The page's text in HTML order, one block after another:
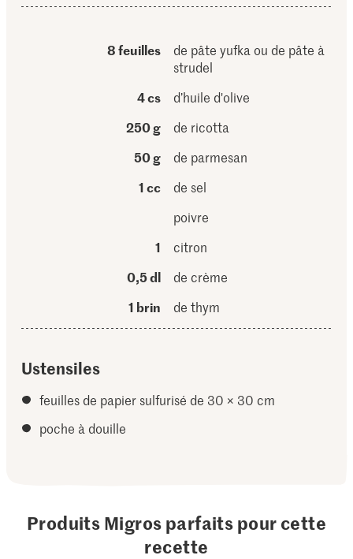
8 feuilles
de pâte yufka ou de pâte à
strudel
4 cs
d’huile d'olive
250 g
de ricotta
50 g
de parmesan
1 cc
de sel
poivre
1
citron
0,5 dl
de crème
1 brin
de thym
Ustensiles
feuilles de papier sulfurisé de 30 × 30 cm
poche à douille
Produits Migros parfaits pour cette
recette